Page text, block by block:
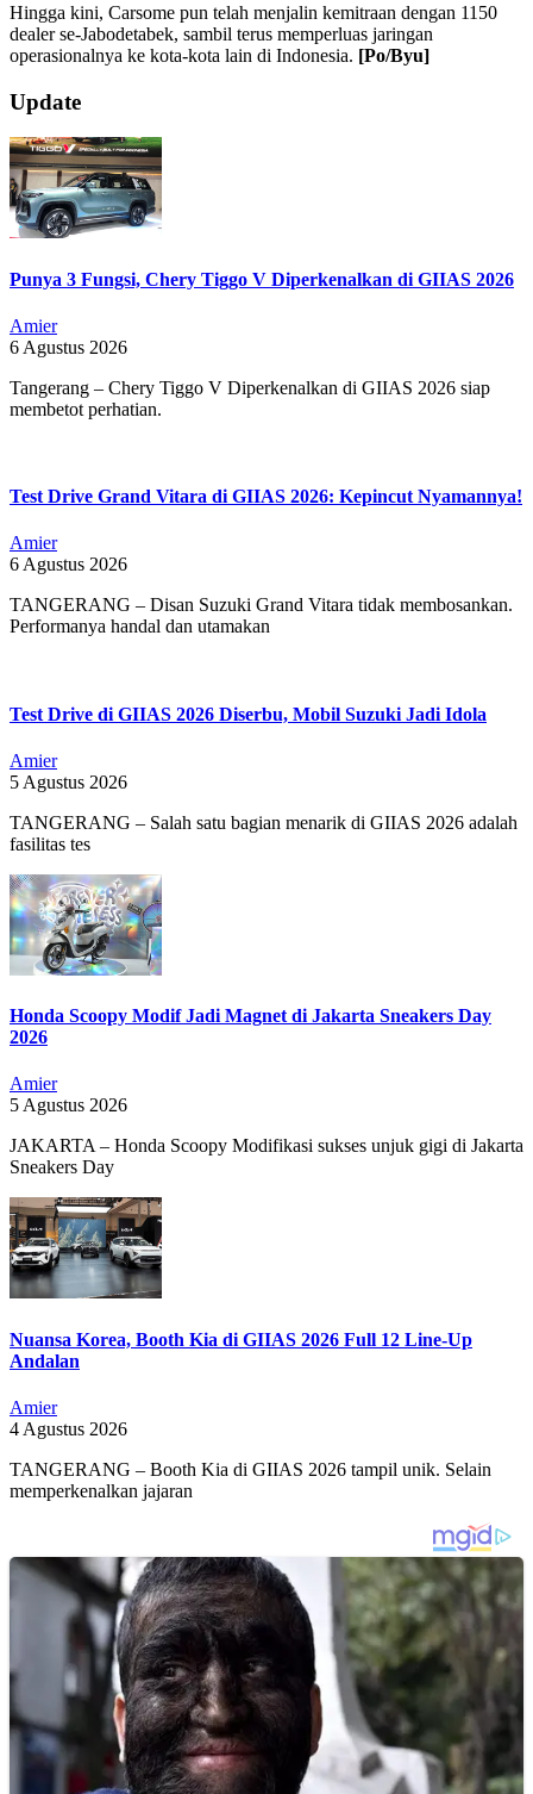
Hingga kini, Carsome pun telah menjalin kemitraan dengan 1150
dealer se-Jabodetabek, sambil terus memperluas jaringan
operasionalnya ke kota-kota lain di Indonesia. [Po/Byu]
2019-
08-
14
Update
Punya 3 Fungsi, Chery Tiggo V Diperkenalkan di GIIAS 2026
Amier
6 Agustus 2026
Tangerang – Chery Tiggo V Diperkenalkan di GIIAS 2026 siap
membetot perhatian.
Test Drive Grand Vitara di GIIAS 2026: Kepincut Nyamannya!
Amier
6 Agustus 2026
TANGERANG – Disan Suzuki Grand Vitara tidak membosankan.
Performanya handal dan utamakan
Test Drive di GIIAS 2026 Diserbu, Mobil Suzuki Jadi Idola
Amier
5 Agustus 2026
TANGERANG – Salah satu bagian menarik di GIIAS 2026 adalah
fasilitas tes
Honda Scoopy Modif Jadi Magnet di Jakarta Sneakers Day
2026
Amier
5 Agustus 2026
JAKARTA – Honda Scoopy Modifikasi sukses unjuk gigi di Jakarta
Sneakers Day
Nuansa Korea, Booth Kia di GIIAS 2026 Full 12 Line-Up
Andalan
Amier
4 Agustus 2026
TANGERANG – Booth Kia di GIIAS 2026 tampil unik. Selain
memperkenalkan jajaran